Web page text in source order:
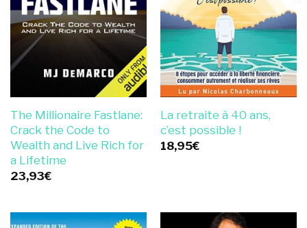
The Millionaire Fastlane:
Crack the Code to
Wealth and Live Rich for
a Lifetime
23,93€
La retraite à 40 ans,
c’est possible !
18,95€